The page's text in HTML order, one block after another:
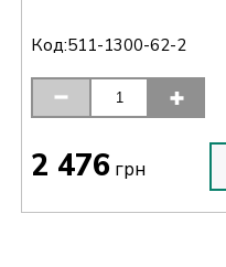
Код:511-1300-62-2
2 476 грн